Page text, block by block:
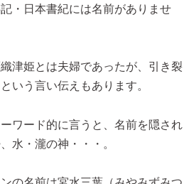
・日本書紀には名前がありませ
津姫とは夫婦であったが、引き裂
いう言い伝えもあります。
ワード的に言うと、名前を隠され
水・瀧の神・・・。